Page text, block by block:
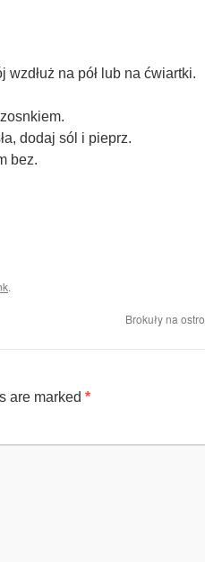
na pół lub na ćwiartki.
dodaj sól i pieprz.
bez.
.
Brokuły na ostro
are marked *